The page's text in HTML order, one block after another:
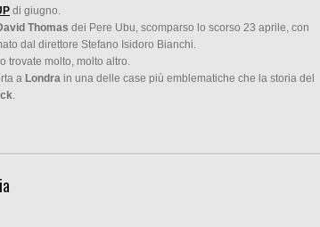
di giugno.
Thomas dei Pere Ubu, scomparso lo scorso 23 aprile, con
dal direttore Stefano Isidoro Bianchi.
trovate molto, molto altro.
a Londra in una delle case più emblematiche che la storia del
.